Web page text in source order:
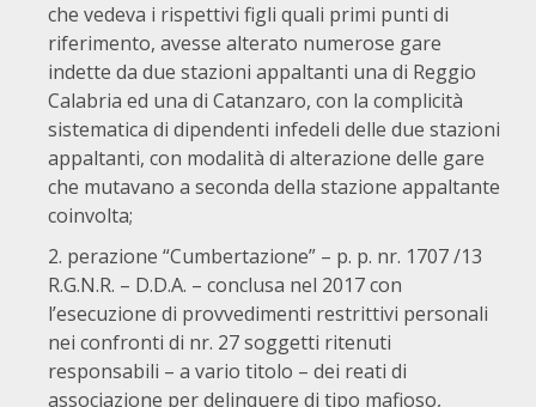
che vedeva i rispettivi figli quali primi punti di
riferimento, avesse alterato numerose gare
indette da due stazioni appaltanti una di Reggio
Calabria ed una di Catanzaro, con la complicità
sistematica di dipendenti infedeli delle due stazioni
appaltanti, con modalità di alterazione delle gare
che mutavano a seconda della stazione appaltante
coinvolta;
perazione “Cumbertazione” – p. p. nr. 1707 /13
R.G.N.R. – D.D.A. – conclusa nel 2017 con
l’esecuzione di provvedimenti restrittivi personali
nei confronti di nr. 27 soggetti ritenuti
responsabili – a vario titolo – dei reati di
associazione per delinquere di tipo mafioso,